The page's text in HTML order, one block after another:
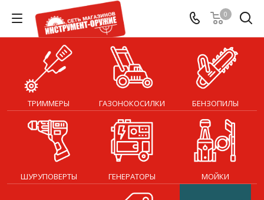
0
ТРИММЕРЫ ГАЗОНОКОСИЛКИ БЕНЗОПИЛЫ
ШУРУПОВЕРТЫ ГЕНЕРАТОРЫ МОЙКИ